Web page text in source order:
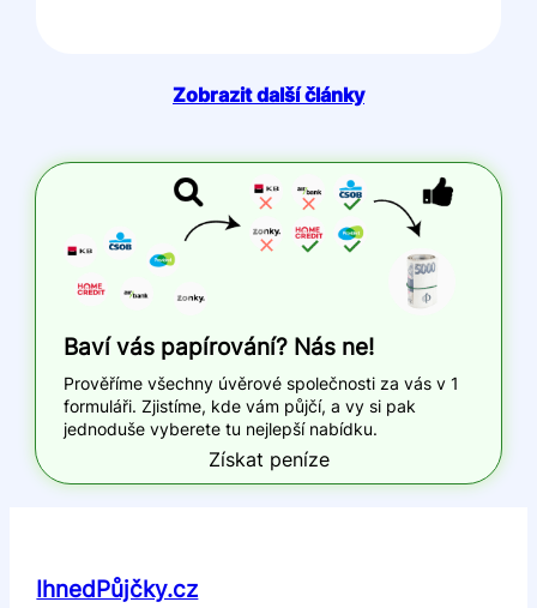
Zobrazit další články
Baví vás papírování? Nás ne!
Prověříme všechny úvěrové společnosti za vás v 1
formuláři. Zjistíme, kde vám půjčí, a vy si pak
jednoduše vyberete tu nejlepší nabídku.
Získat peníze
IhnedPůjčky.cz